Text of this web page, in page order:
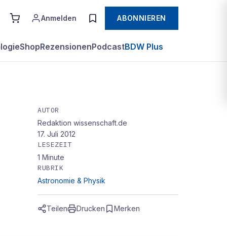
Anmelden ABONNIEREN
ShopRezensionenPodcastBDW Plus
AUTOR
Redaktion wissenschaft.de
17. Juli 2012
LESEZEIT
1 Minute
RUBRIK
Astronomie & Physik
Teilen Drucken Merken